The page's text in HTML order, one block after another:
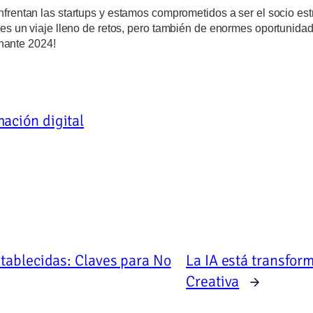
las startups y estamos comprometidos a ser el socio
un viaje lleno de retos, pero también de enormes
2024!
digital
Claves para No
La IA está
Creativa
→